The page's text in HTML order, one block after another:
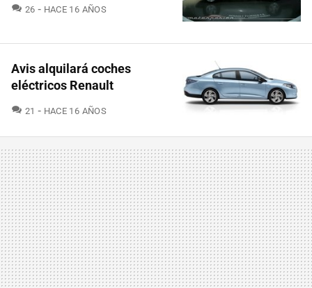
26 COMENTARIOS
HACE 16 AÑOS
Avis alquilará coches
eléctricos Renault
21 COMENTARIOS
HACE 16 AÑOS